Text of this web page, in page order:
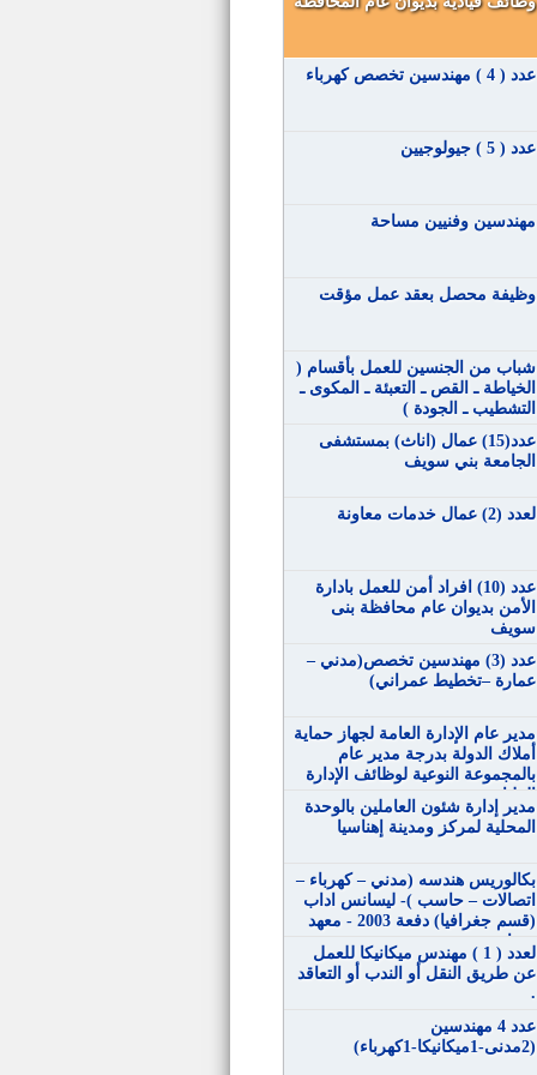
عدد ( 4 ) مهندسين تخصص كهرباء
عدد ( 5 ) جيولوجيين
مهندسين وفنيين مساحة
وظيفة محصل بعقد عمل مؤقت
شباب من الجنسين للعمل بأقسام (
الخياطة ـ القص ـ التعبئة ـ المكوى ـ
التشطيب ـ الجودة )
عدد(15) عمال (اناث) بمستشفى
الجامعة بني سويف
لعدد (2) عمال خدمات معاونة
عدد (10) افراد أمن للعمل بادارة
الأمن بديوان عام محافظة بنى
سويف
عدد (3) مهندسين تخصص(مدني –
عمارة –تخطيط عمراني)
مدير عام الإدارة العامة لجهاز حماية
أملاك الدولة بدرجة مدير عام
بالمجموعة النوعية لوظائف الإدارة
العليا
مدير إدارة شئون العاملين بالوحدة
المحلية لمركز ومدينة إهناسيا
بكالوريس هندسه (مدني – كهرباء –
اتصالات – حاسب )- ليسانس اداب
(قسم جغرافيا) دفعة 2003 - معهد
مساحة
لعدد ( 1 ) مهندس ميكانيكا للعمل
عن طريق النقل أو الندب أو التعاقد
.
عدد 4 مهندسين
(2مدنى-1ميكانيكا-1كهرباء)